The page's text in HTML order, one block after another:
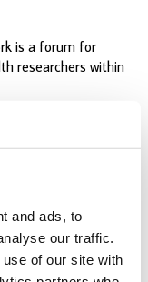
and ads, to
our traffic.
of our site with
is a forum for
researchers within
yhteyspiste
on edistää kuntien
kunnissa.
jakaa tietoa,
kuntien
etsii ja jakaa hyviä